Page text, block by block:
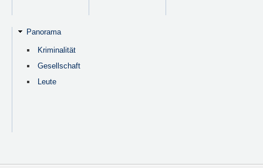
Panorama
Kriminalität
Gesellschaft
Leute